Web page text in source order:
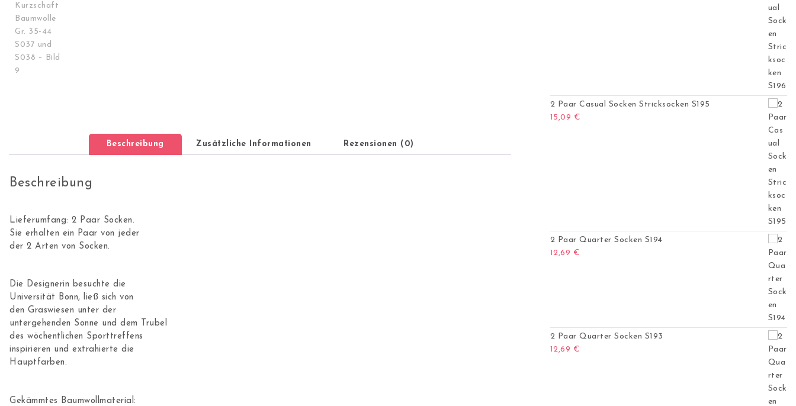
Beschreibung Zusätzliche Informationen Rezensionen (0)
Beschreibung
Lieferumfang: 2 Paar Socken.
Sie erhalten ein Paar von jeder
der 2 Arten von Socken.
Die Designerin besuchte die
Universität Bonn, ließ sich von
den Graswiesen unter der
untergehenden Sonne und dem Trubel
des wöchentlichen Sporttreffens
inspirieren und extrahierte die
Hauptfarben.
Gekämmtes Baumwollmaterial:
2 Paar Casual Socken Stricksocken S195
15,09 €
2 Paar Quarter Socken S194
12,69 €
2 Paar Quarter Socken S193
12,69 €